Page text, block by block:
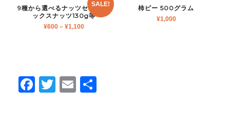
SALE!
9種から選べるナッツセット ミ
ックスナッツ130g等
¥600– ¥1,100
柿ピー 500グラム
¥1,000
Facebook
TwitterEmail